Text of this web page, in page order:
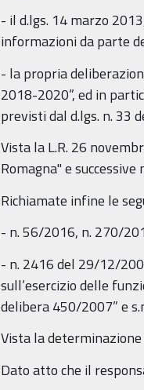
- il d.lgs. 14 marzo
informazioni da parte
- la propria
2018-2020”, ed in
previsti dal d.lgs. n. 33
Vista la L.R. 26
Romagna" e
Richiamate infine le
- n. 56/2016, n. 270/
- n. 2416 del 29/12/
sull’esercizio delle
delibera 450/2007” e
Vista la
Dato atto che il